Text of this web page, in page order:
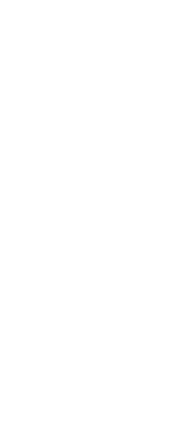
Občina Ljutomer je 14.
imenovan elaborat - je
simulacijo vplivov
Javno podjetje Prlekija
izgradnjo novega
Občina Ljutomer se je
strateškem svetu, nato
Razlogov za zavrnitev
Višje obremenitve
Višje obremenitve
V predlaganem
elaboratu za 2017, ki
Nepregledni stroški
upoštevali, kako je
območjih
zaprosilu lastnice,
Odklanjanje
s katerim se bi
Radgona in 30 % v